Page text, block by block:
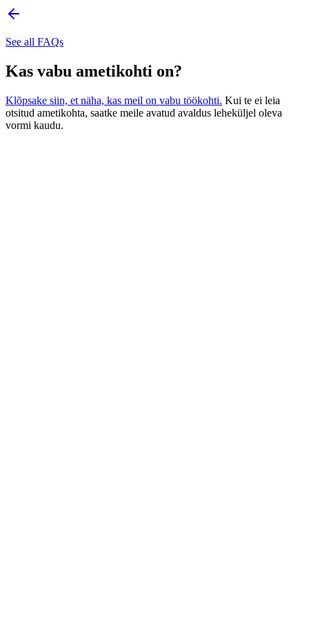
See all FAQs
Kas vabu ametikohti on?
Klõpsake siin, et näha, kas meil on vabu töökohti. Kui te ei leia
otsitud ametikohta, saatke meile avatud avaldus leheküljel oleva
vormi kaudu.